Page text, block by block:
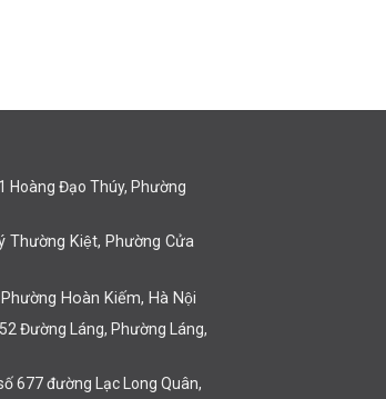
Hoàng Đạo Thúy, Phường
Thường Kiệt, Phường Cửa
Hoàn Kiếm, Hà Nội
Đường Láng, Phường Láng,
677 đường Lạc Long Quân,